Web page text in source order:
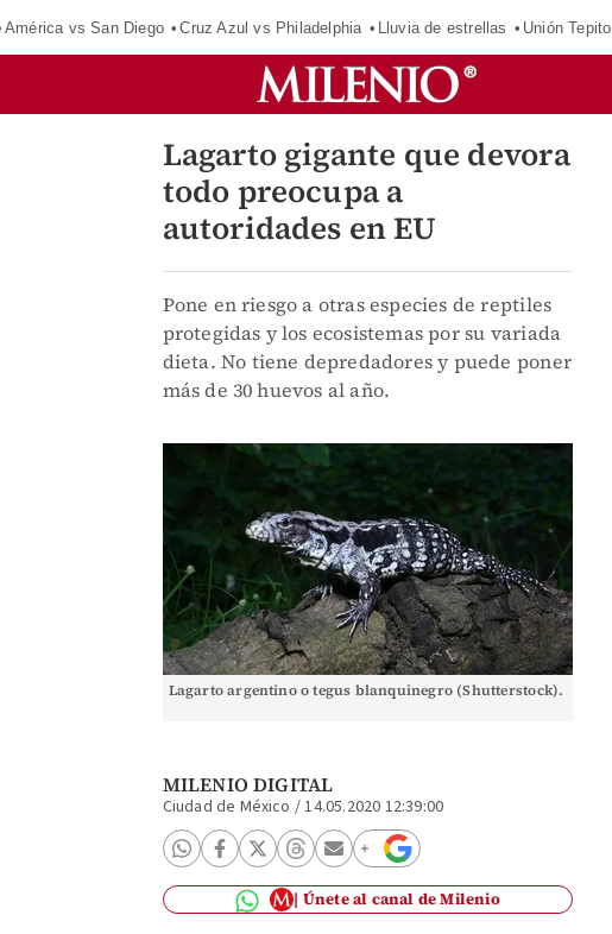
América vs San Diego Cruz Azul vs Philadelphia Lluvia de estrellas Unión Tepito
Lagarto gigante que devora
todo preocupa a
autoridades en EU
Pone en riesgo a otras especies de reptiles
protegidas y los ecosistemas por su variada
dieta. No tiene depredadores y puede poner
más de 30 huevos al año.
Lagarto argentino o tegus blanquinegro (Shutterstock).
MILENIO DIGITAL
Ciudad de México /14.05.2020 12:39:00
Únete al canal de Milenio